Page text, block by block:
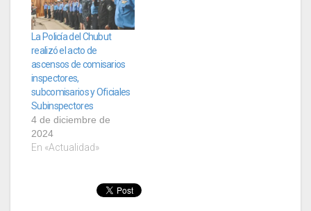
La Policía del Chubut
realizó el acto de
ascensos de comisarios
inspectores,
subcomisarios y Oficiales
Subinspectores
4 de diciembre de
2024
En «Actualidad»